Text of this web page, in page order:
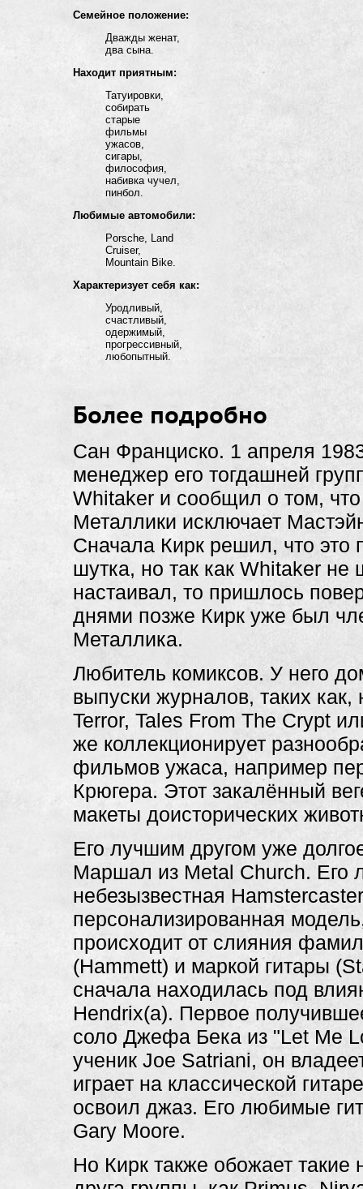
Семейное положение:
Дважды женат,
два сына.
Находит приятным:
Татуировки,
собирать
старые
фильмы
ужасов,
сигары,
философия,
набивка чучел,
пинбол.
Любимые автомобили:
Porsche, Land
Cruiser,
Mountain Bike.
Характеризует себя как:
Уродливый,
счастливый,
одержимый,
прогрессивный,
любопытный.
Более подробно
Сан Франциско. 1 апреля
менеджер его тогдашней
Whitaker и сообщил о том,
Металлики исключает
Сначала Кирк решил, что это
шутка, но так как Whitaker не
настаивал, то пришлось
днями позже Кирк уже был
Металлика.
Любитель комиксов. У него
выпуски журналов, таких
Terror, Tales From The Crypt
же коллекционирует
фильмов ужаса, например
Крюгера. Этот закалённый
макеты доисторических
Его лучшим другом уже
Маршал из Metal Church. Его
небезызвестная
персонализированная
происходит от слияния
(Hammett) и маркой гитары
сначала находилась под
Hendrix(а). Первое
соло Джефа Бека из "Let Me
ученик Joe Satriani, он
играет на классической
освоил джаз. Его любимые
Gary Moore.
Но Кирк также обожает такие